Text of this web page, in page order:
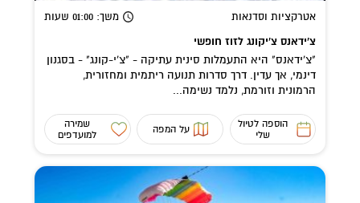
אטרקציות וסדנאות משך: 01:00 שעות
צ'ידאנס צ'יקונג לזוז חופשי
"צ'ידאנס" היא התעמלות סינית עתיקה - "צ'י-קונג" - בסגנון
דינמי, אך עדין. דרך סדרות תנועה ריתמית ומחזורית,
הרמונית וזורמת, נלמד נשימה...
הוספה לטיול
שלי
על המפה
שמירה
למועדפים